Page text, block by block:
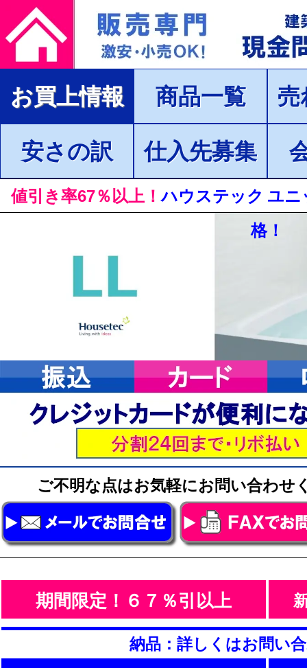
お買上情報 商品一覧 売
安さの訳 仕入先募集
値引き率67％以上！ハウステック ユ
格！
ご不明な点はお気軽にお問い合わ
期間限定！６７％引以上
納品：詳しくはお問い